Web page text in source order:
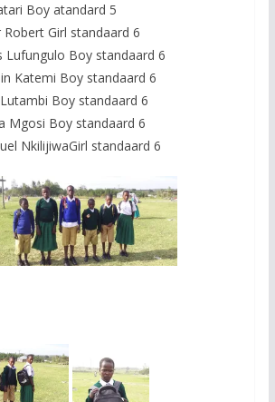
Boy atandard 5
Robert Girl standaard 6
Lufungulo Boy standaard 6
Katemi Boy standaard 6
Boy standaard 6
Mgosi Boy standaard 6
NkilijiwaGirl standaard 6